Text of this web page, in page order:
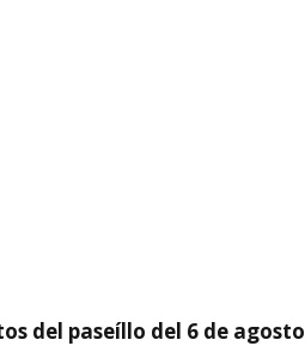
del paseíllo del 6 de agosto